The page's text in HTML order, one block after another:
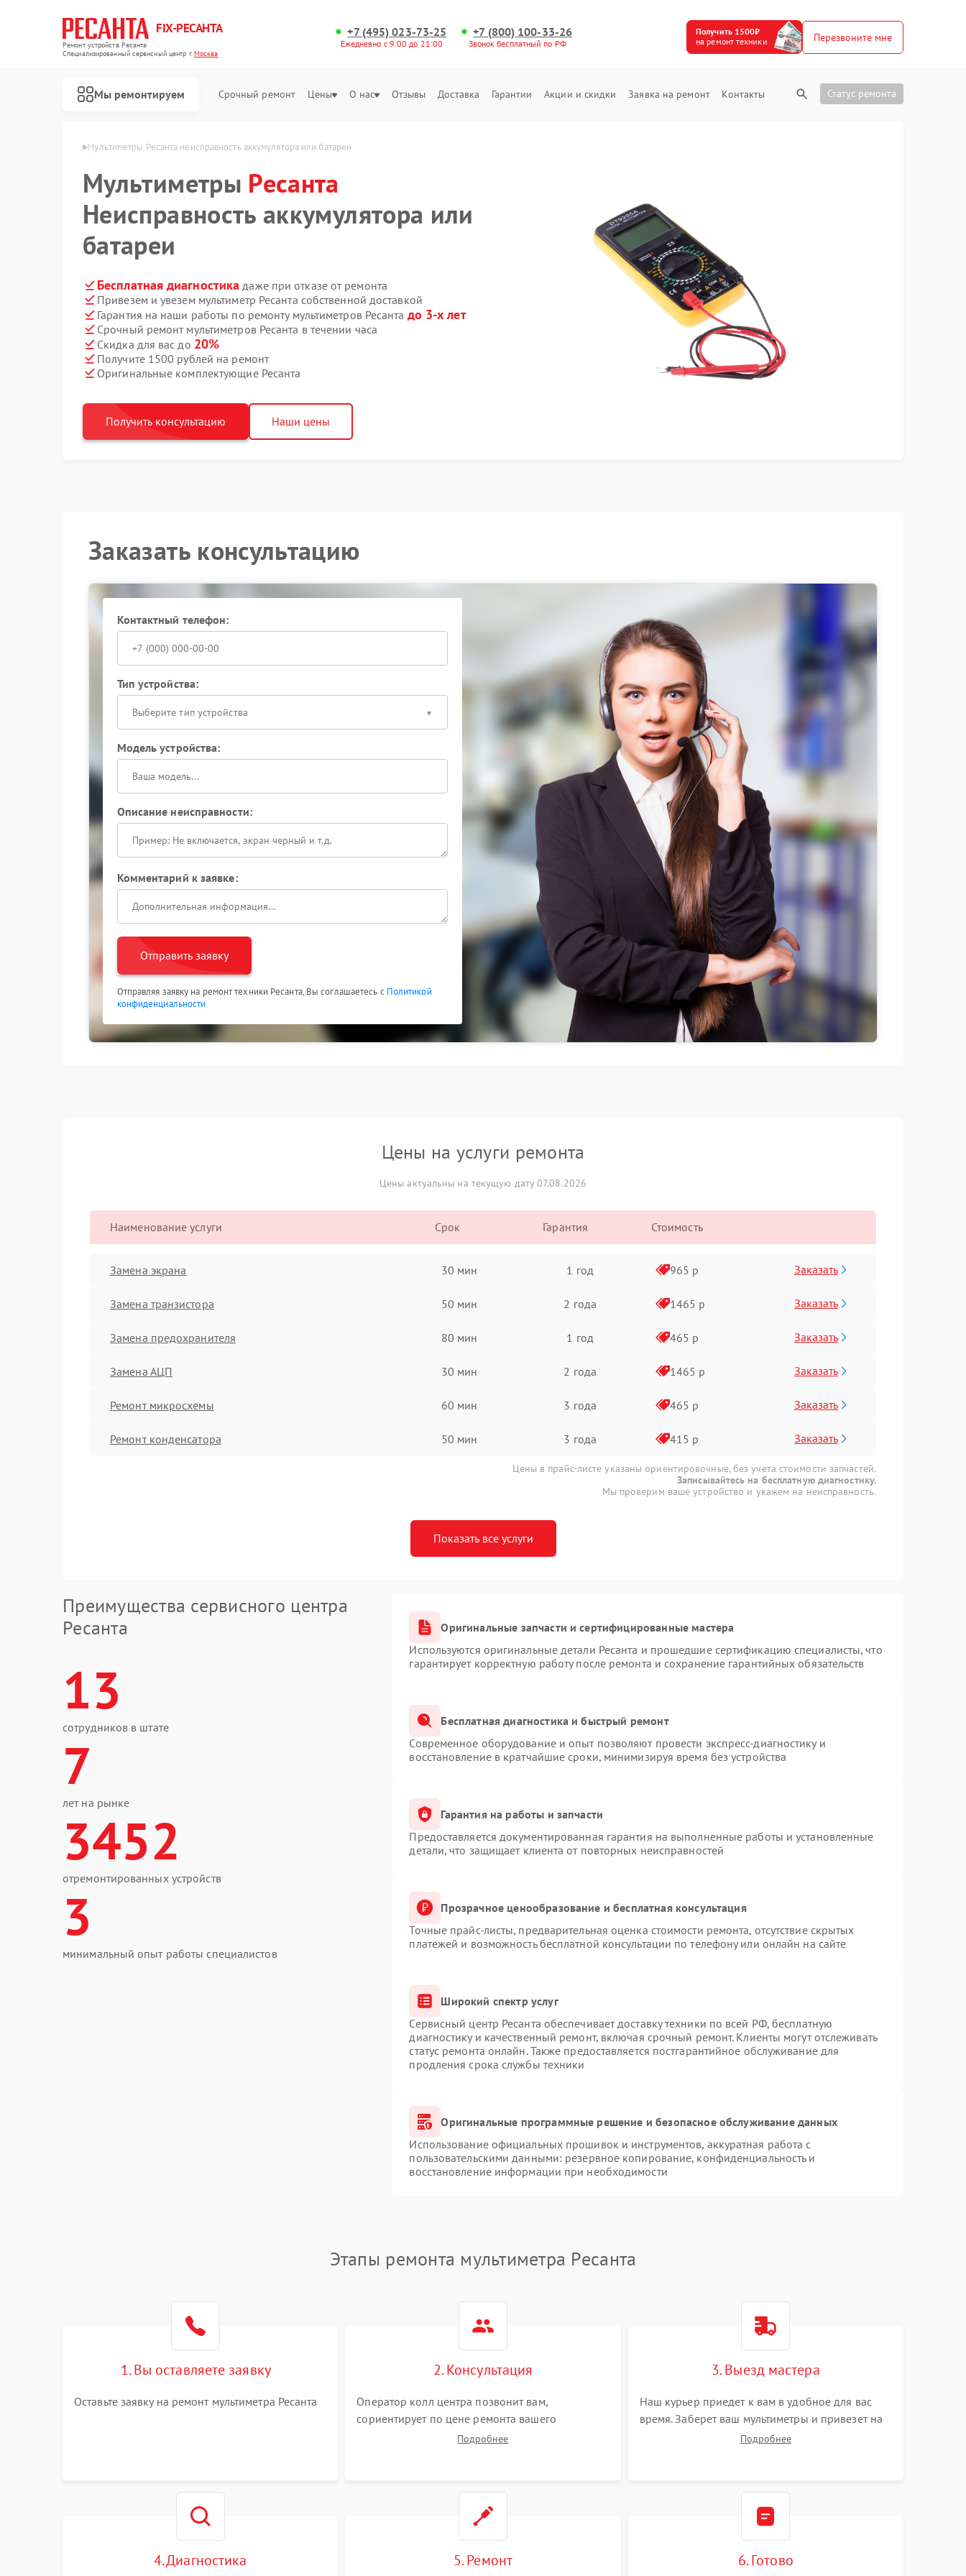
FIX-РЕСАНТА
Ремонт устройств Ресанта
Специализированный cервисный центр г.Москва
+7 (495) 023-73-25
Ежедневно с 9:00 до 21:00
+7 (800) 100-33-26
Звонок бесплатный по РФ
Получить 1500₽
на ремонт техники
Перезвоните мне
Мы ремонтируем Срочный ремонт Цены О нас Отзывы Доставка Гарантии Акции и скидки Заявка на ремонт Контакты Статус ремонта
Ресанта в Москве Мультиметры Ресанта неисправность аккумулятора или батареи
Мультиметры Ресанта
Неисправность аккумулятора или
батареи
Бесплатная диагностика даже при отказе от ремонта
Привезем и увезем мультиметр Ресанта собственной доставкой
Гарантия на наши работы по ремонту мультиметров Ресанта до 3-х лет
Срочный ремонт мультиметров Ресанта в течении часа
Скидка для вас до 20%
Получите 1500 рублей на ремонт
Оригинальные комплектующие Ресанта
Получить консультацию Наши цены
Заказать консультацию
Контактный телефон:
Тип устройства:
Выберите тип устройства
Модель устройства:
Описание неисправности:
Комментарий к заявке:
Отправить заявку
Отправляя заявку на ремонт техники Ресанта, Вы соглашаетесь с Политикой
конфиденциальности
Цены на услуги ремонта
Цены актуальны на текущую дату 07.08.2026
Наименование услуги Срок Гарантия Стоимость
Замена экрана 30 мин 1 год 965 р Заказать
Замена транзистора 50 мин 2 года 1465 р Заказать
Замена предохранителя 80 мин 1 год 465 р Заказать
Замена АЦП 30 мин 2 года 1465 р Заказать
Ремонт микросхемы 60 мин 3 года 465 р Заказать
Ремонт конденсатора 50 мин 3 года 415 р Заказать
Цены в прайс-листе указаны ориентировочные, без учета стоимости запчастей.
Записывайтесь на бесплатную диагностику.
Мы проверим ваше устройство и укажем на неисправность.
Показать все услуги
Преимущества сервисного центра
Ресанта
13
сотрудников в штате
7
лет на рынке
3452
отремонтированных устройств
3
минимальный опыт работы специалистов
Оригинальные запчасти и сертифицированные мастера
Используются оригинальные детали Ресанта и прошедшие сертификацию специалисты, что
гарантирует корректную работу после ремонта и сохранение гарантийных обязательств
Бесплатная диагностика и быстрый ремонт
Современное оборудование и опыт позволяют провести экспресс-диагностику и
восстановление в кратчайшие сроки, минимизируя время без устройства
Гарантия на работы и запчасти
Предоставляется документированная гарантия на выполненные работы и установленные
детали, что защищает клиента от повторных неисправностей
Прозрачное ценообразование и бесплатная консультация
Точные прайс-листы, предварительная оценка стоимости ремонта, отсутствие скрытых
платежей и возможность бесплатной консультации по телефону или онлайн на сайте
Широкий спектр услуг
Сервисный центр Ресанта обеспечивает доставку техники по всей РФ, бесплатную
диагностику и качественный ремонт, включая срочный ремонт. Клиенты могут отслеживать
статус ремонта онлайн. Также предоставляется постгарантийное обслуживание для
продления срока службы техники
Оригинальные программные решение и безопасное обслуживание данных
Использование официальных прошивок и инструментов, аккуратная работа с
пользовательскими данными: резервное копирование, конфиденциальность и
восстановление информации при необходимости
Этапы ремонта мультиметра Ресанта
1. Вы оставляете заявку
Оставьте заявку на ремонт мультиметра Ресанта
2. Консультация
Оператор колл центра позвонит вам,
сориентирует по цене ремонта вашего
мультиметра а также ответит на все ваши
Подробнее
3. Выезд мастера
Наш курьер приедет к вам в удобное для вас
время. Заберет ваш мультиметры и привезет на
склад для диагностики.Подробнее
4. Диагностика 5. Ремонт 6. Готово